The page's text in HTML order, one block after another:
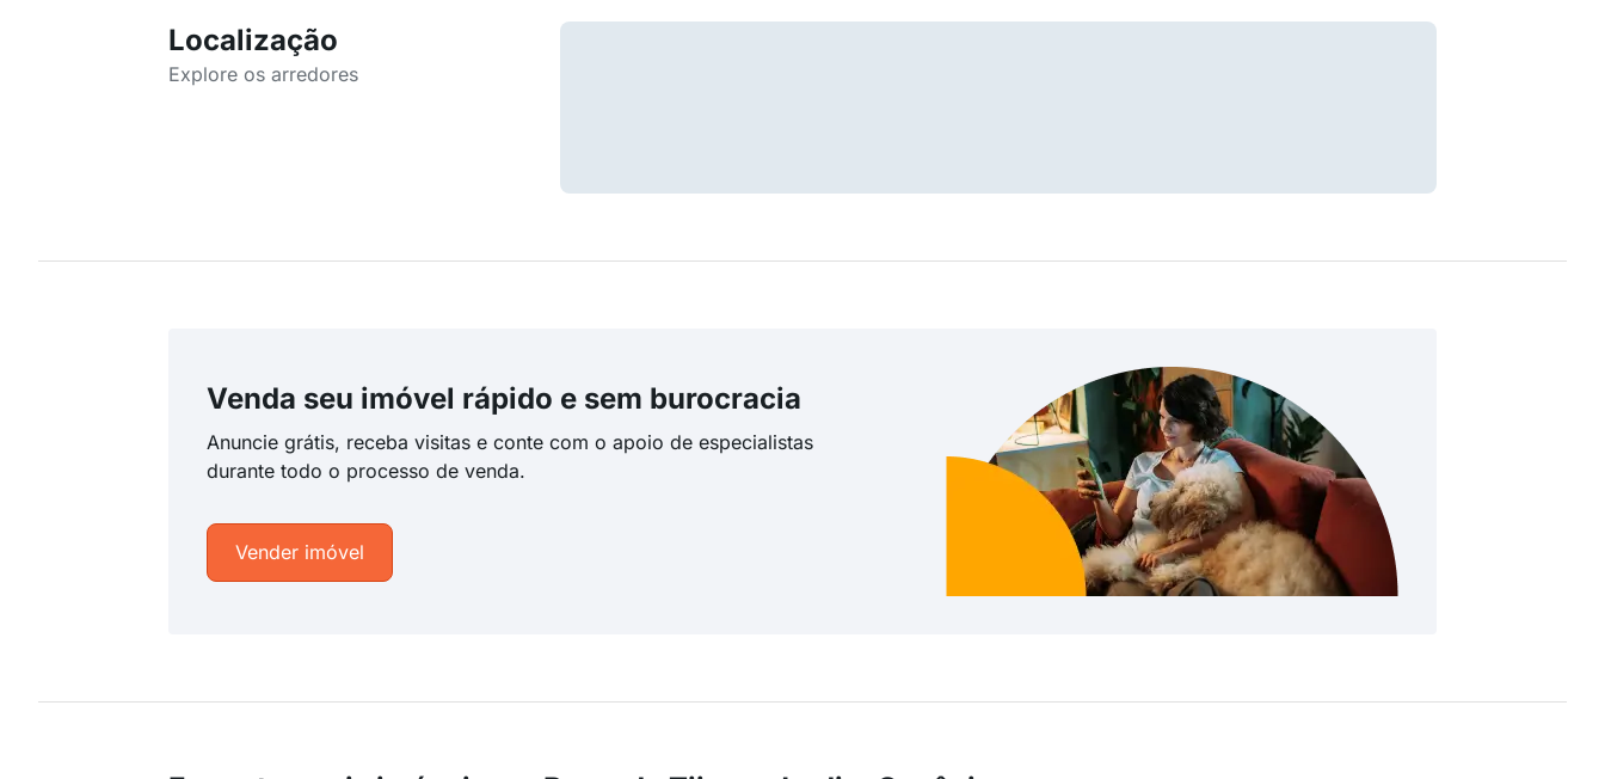
Localização
Explore os arredores
Venda seu imóvel rápido e sem burocracia
Anuncie grátis, receba visitas e conte com o apoio de especialistas
durante todo o processo de venda.
Vender imóvel